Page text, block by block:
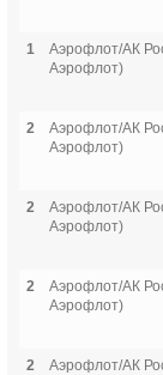
1
Аэрофлот/АК
Аэрофлот)
2
Аэрофлот/АК
Аэрофлот)
2
Аэрофлот/АК
Аэрофлот)
2
Аэрофлот/АК
Аэрофлот)
2
Аэрофлот/АК